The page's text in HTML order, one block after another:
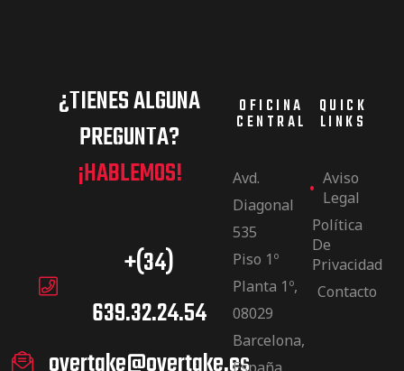
¿TIENES ALGUNA
PREGUNTA?
¡HABLEMOS!
+(34)
639.32.24.54
OFICINA
CENTRAL
Avd.
Diagonal
535
Piso 1º
Planta 1º,
08029
Barcelona,
QUICK
LINKS
Aviso
Legal
Política
De
Privacidad
Contacto